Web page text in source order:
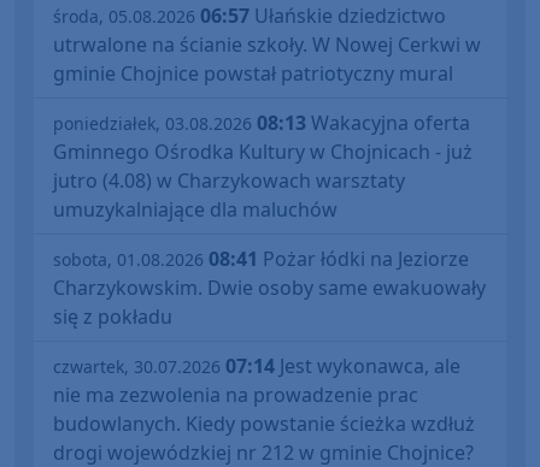
środa, 05.08.2026 06:57 Ułańskie dziedzictwo
utrwalone na ścianie szkoły. W Nowej Cerkwi w
gminie Chojnice powstał patriotyczny mural
poniedziałek, 03.08.2026 08:13Wakacyjna oferta
Gminnego Ośrodka Kultury w Chojnicach - już
jutro (4.08) w Charzykowach warsztaty
umuzykalniające dla maluchów
sobota, 01.08.2026 08:41 Pożar łódki na Jeziorze
Charzykowskim. Dwie osoby same ewakuowały
się z pokładu
czwartek, 30.07.2026 07:14 Jest wykonawca, ale
nie ma zezwolenia na prowadzenie prac
budowlanych. Kiedy powstanie ścieżka wzdłuż
drogi wojewódzkiej nr 212 w gminie Chojnice?